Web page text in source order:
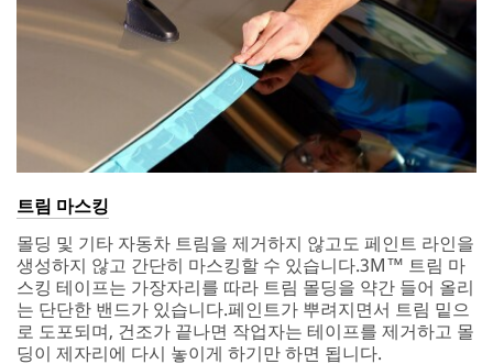
트림 마스킹
몰딩 및 기타 자동차 트림을 제거하지 않고도 페인트 라인을
생성하지 않고 간단히 마스킹할 수 있습니다.3M™ 트림 마
스킹 테이프는 가장자리를 따라 트림 몰딩을 약간 들어 올리
는 단단한 밴드가 있습니다.페인트가 뿌려지면서 트림 밑으
로 도포되며, 건조가 끝나면 작업자는 테이프를 제거하고 몰
딩이 제자리에 다시 놓이게 하기만 하면 됩니다.